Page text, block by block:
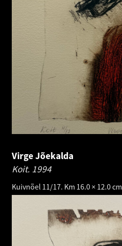
Virge Jõekalda
Koit. 1994
Kuivnõel 11/17. Km 16.0 × 12.0 cm